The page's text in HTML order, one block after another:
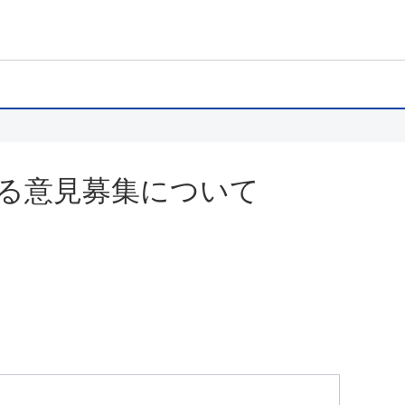
意見募集について